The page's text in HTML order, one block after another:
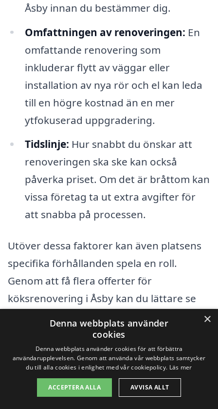
Åsby innan du bestämmer dig.
Omfattningen av renoveringen: En
omfattande renovering som
inkluderar flytt av väggar eller
installation av nya rör och el kan leda
till en högre kostnad än en mer
ytfokuserad uppgradering.
Tidslinje: Hur snabbt du önskar att
renoveringen ska ske kan också
påverka priset. Om det är bråttom kan
vissa företag ta ut extra avgifter för
att snabba på processen.
Utöver dessa faktorer kan även platsens
specifika förhållanden spela en roll.
Genom att få flera offerter för
köksrenovering i Åsby kan du lättare se
vilka alternativ som finns och vilken typ av
arbete som bäst passar din budget och
dina behov. Det är också en bra idé att
titta på tidigare kundrecensioner för att
säkerställa att du väljer ett pålitligt
×
Denna webbplats använder
cookies
Denna webbplats använder cookies för att förbättra
användarupplevelsen. Genom att använda vår webbplats samtycker
du till alla cookies i enlighet med vår cookiepolicy. Läs mer
ACCEPTERA ALLA AVVISA ALLT